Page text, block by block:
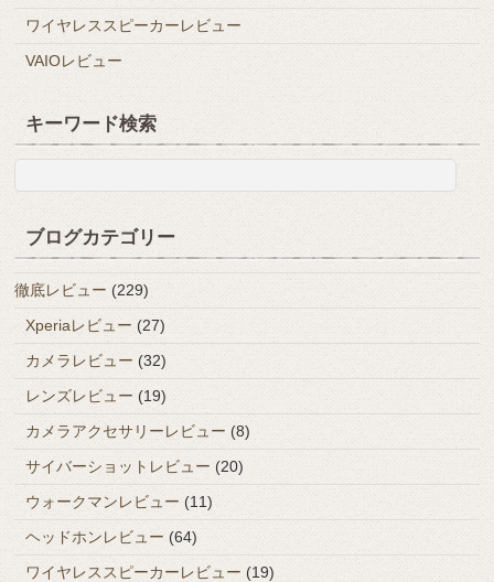
ワイヤレススピーカーレビュー
VAIOレビュー
キーワード検索
ブログカテゴリー
徹底レビュー (229)
Xperiaレビュー (27)
カメラレビュー (32)
レンズレビュー (19)
カメラアクセサリーレビュー (8)
サイバーショットレビュー (20)
ウォークマンレビュー (11)
ヘッドホンレビュー (64)
ワイヤレススピーカーレビュー (19)